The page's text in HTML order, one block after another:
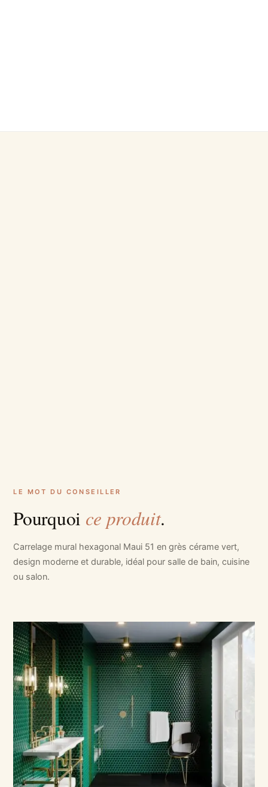
LE MOT DU CONSEILLER
Pourquoi ce produit.
Carrelage mural hexagonal Maui 51 en grès cérame vert,
design moderne et durable, idéal pour salle de bain, cuisine
ou salon.